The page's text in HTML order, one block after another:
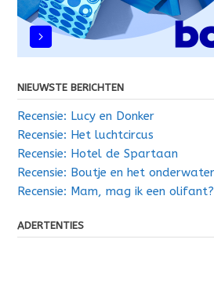
NIEUWSTE BERICHTEN
Recensie: Lucy en Donker
Recensie: Het luchtcircus
Recensie: Hotel de Spartaan
Recensie: Boutje en het
Recensie: Mam, mag ik een olifant?
ADERTENTIES